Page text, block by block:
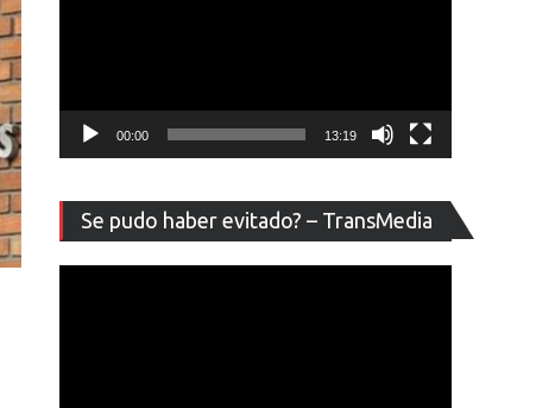
00:00 13:19
Se pudo haber evitado? – TransMedia
de
vídeo